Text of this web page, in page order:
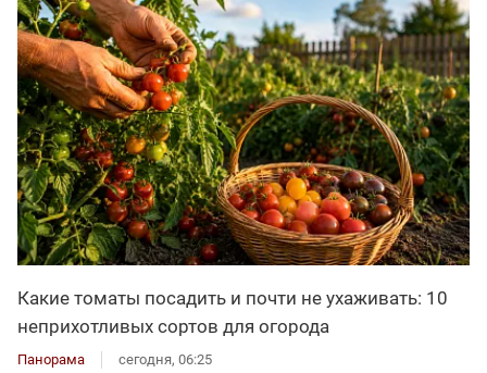
Какие томаты посадить и почти не ухаживать: 10
неприхотливых сортов для огорода
Панорама сегодня, 06:25